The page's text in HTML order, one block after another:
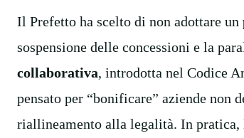
Il Prefetto ha scelto di non adottare un
sospensione delle concessioni e la
collaborativa, introdotta nel Codice
pensato per “bonificare” aziende non
riallineamento alla legalità. In pratica,